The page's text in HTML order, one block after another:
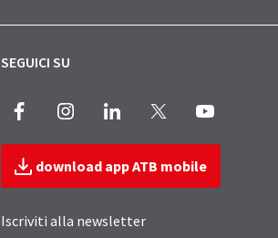
SEGUICI SU
Facebook InstagramLinkedIn
download app ATB mobile
Iscriviti alla newsletter